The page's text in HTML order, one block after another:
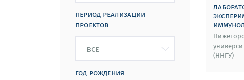
период реализации
проектов
год рождения
(ННГУ)